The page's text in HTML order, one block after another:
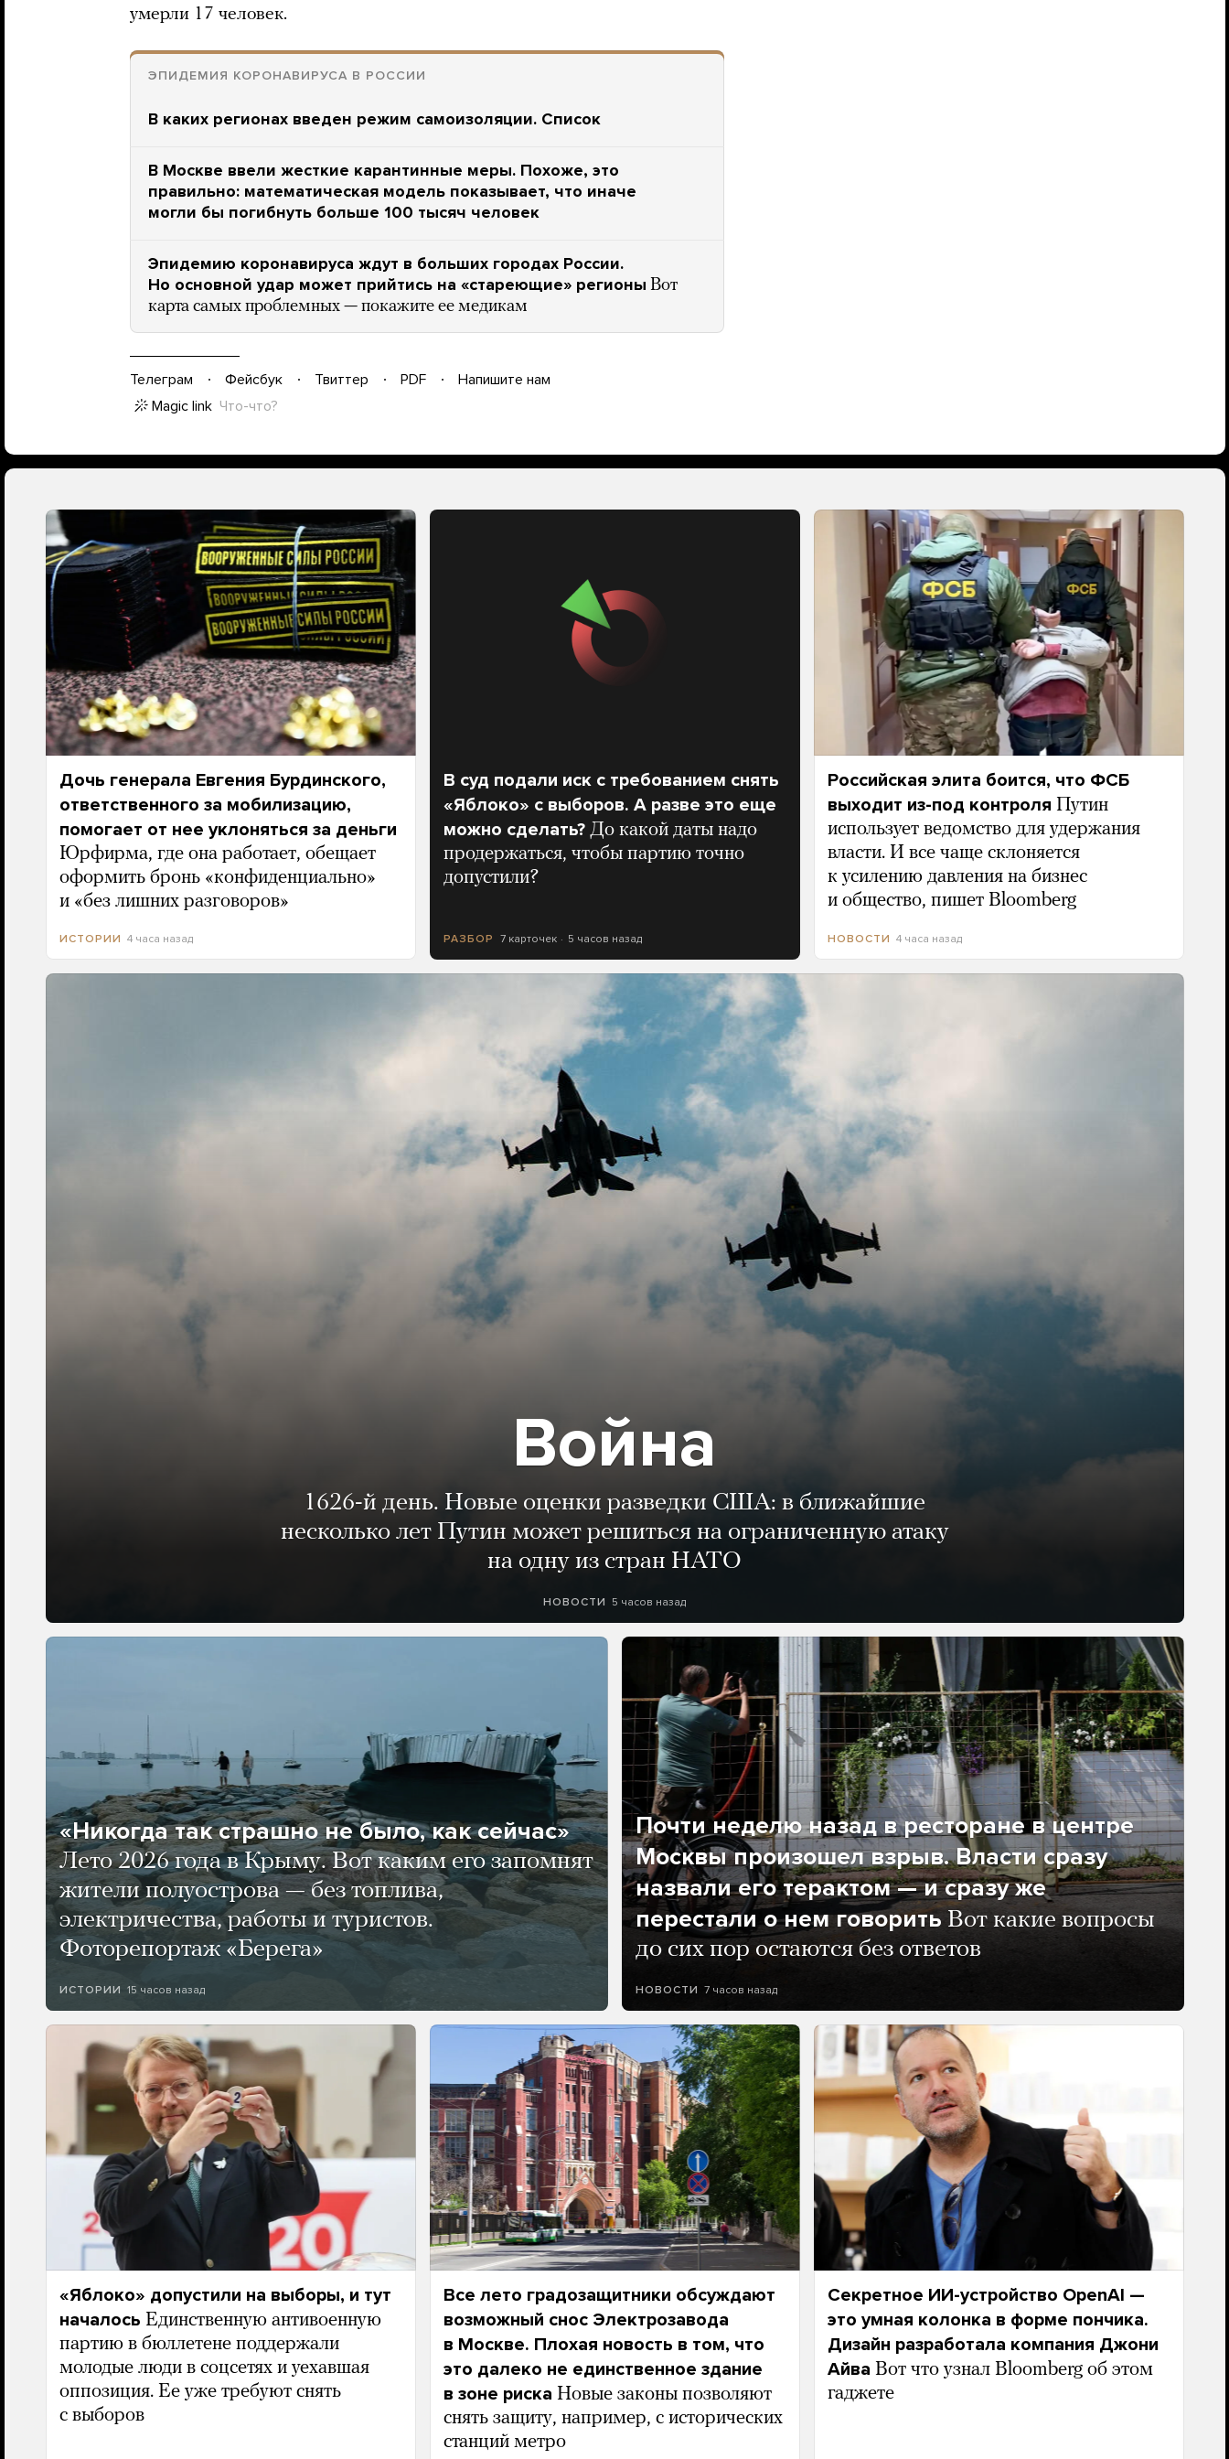
умерли 17 человек.
ЭПИДЕМИЯ КОРОНАВИРУСА В РОССИИ
В каких регионах введен режим самоизоляции. Список
В Москве ввели жесткие карантинные меры. Похоже, это
правильно: математическая модель показывает, что иначе
могли бы погибнуть больше 100 тысяч человек
Эпидемию коронавируса ждут в больших городах России.
Но основной удар может прийтись на «стареющие» регионы Вот
карта самых проблемных — покажите ее медикам
Телеграм Фейсбук Твиттер PDF
Напишите нам
Magic link Что-что?
Дочь генерала Евгения Бурдинского,
ответственного за мобилизацию,
помогает от нее уклоняться за деньги
Юрфирма, где она работает, обещает
оформить бронь «конфиденциально»
и «без лишних разговоров»
ИСТОРИИ 4 часа назад
В суд подали иск с требованием снять
«Яблоко» с выборов. А разве это еще
можно сделать? До какой даты надо
продержаться, чтобы партию точно
допустили?
РАЗБОР 7 карточек 5 часов назад
Российская элита боится, что ФСБ
выходит из-под контроля Путин
использует ведомство для удержания
власти. И все чаще склоняется
к усилению давления на бизнес
и общество, пишет Bloomberg
НОВОСТИ 4 часа назад
Война
1626-й день. Новые оценки разведки США: в ближайшие
несколько лет Путин может решиться на ограниченную атаку
на одну из стран НАТО
НОВОСТИ 5 часов назад
«Никогда так страшно не было, как сейчас»
Лето 2026 года в Крыму. Вот каким его запомнят
жители полуострова — без топлива,
электричества, работы и туристов.
Фоторепортаж «Берега»
ИСТОРИИ 15 часов назад
Почти неделю назад в ресторане в центре
Москвы произошел взрыв. Власти сразу
назвали его терактом — и сразу же
перестали о нем говорить Вот какие вопросы
до сих пор остаются без ответов
НОВОСТИ 7 часов назад
«Яблоко» допустили на выборы, и тут
началось Единственную антивоенную
партию в бюллетене поддержали
молодые люди в соцсетях и уехавшая
оппозиция. Ее уже требуют снять
с выборов
Все лето градозащитники обсуждают
возможный снос Электрозавода
в Москве. Плохая новость в том, что
это далеко не единственное здание
в зоне риска Новые законы позволяют
снять защиту, например, с исторических
станций метро
Секретное ИИ-устройство OpenAI —
это умная колонка в форме пончика.
Дизайн разработала компания Джони
Айва Вот что узнал Bloomberg об этом
гаджете